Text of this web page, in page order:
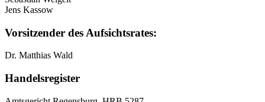
Jens Kassow
Vorsitzender des Aufsichtsrates:
Dr. Matthias Wald
Handelsregister